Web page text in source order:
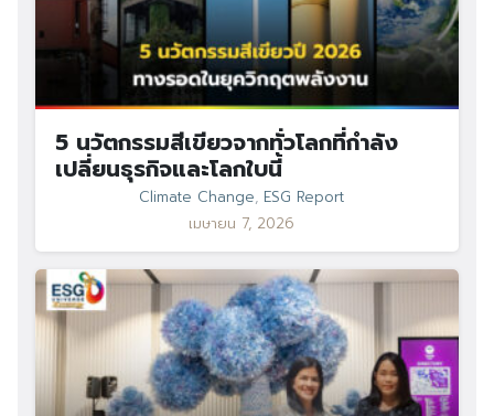
5 นวัตกรรมสีเขียวจากทั่วโลกที่กำลัง
เปลี่ยนธุรกิจและโลกใบนี้
Climate Change, ESG Report
เมษายน 7, 2026